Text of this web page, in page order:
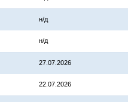
н/д
н/д
27.07.2026
22.07.2026